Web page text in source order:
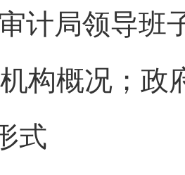
计局领导班
构概况； 政
式